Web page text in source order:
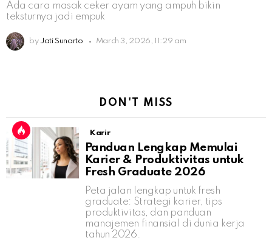
Ada cara masak ceker ayam yang ampuh bikin
teksturnya jadi empuk
by Jati Sunarto March 3, 2026, 11:29 am
DON'T MISS
Karir
Panduan Lengkap Memulai
Karier & Produktivitas untuk
Fresh Graduate 2026
Peta jalan lengkap untuk fresh
graduate: Strategi karier, tips
produktivitas, dan panduan
manajemen finansial di dunia kerja
tahun 2026.